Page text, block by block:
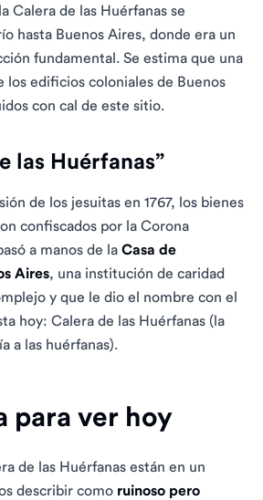
Calera de las Huérfanas se
hasta Buenos Aires, donde era un
fundamental. Se estima que una
los edificios coloniales de Buenos
con cal de este sitio.
las Huérfanas”
de los jesuitas en 1767, los bienes
confiscados por la Corona
a manos de la Casa de
Aires, una institución de caridad
y que le dio el nombre con el
hoy: Calera de las Huérfanas (la
a las huérfanas).
para ver hoy
de las Huérfanas están en un
describir como ruinoso pero